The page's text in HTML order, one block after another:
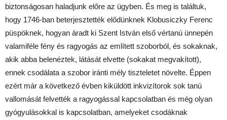
biztonságosan haladjunk előre az ügyben. És meg is találtuk,
hogy 1746-ban beterjesztették elődünknek Klobusiczky Ferenc
püspöknek, hogyan áradt ki Szent István első vértanú ünnepén
valamiféle fény és ragyogás az említett szoborból, és sokaknak,
akik abba belenéztek, látását elvette (sokakat megvakított),
ennek csodálata a szobor iránti mély tiszteletet növelte. Éppen
ezért már a következő évben kiküldött inkvizítorok sok tanú
vallomását felvették a ragyogással kapcsolatban és még olyan
gyógyulásokkal is kapcsolatban, amelyeket csodáknak